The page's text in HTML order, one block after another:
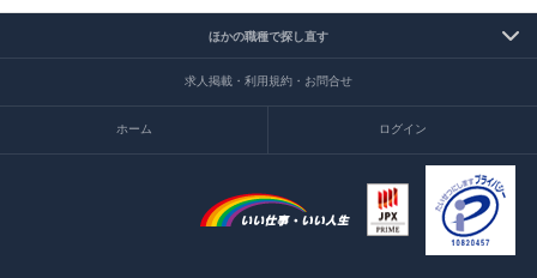
ほかの職種で探し直す
求人掲載・利用規約・お問合せ
ホーム ログイン